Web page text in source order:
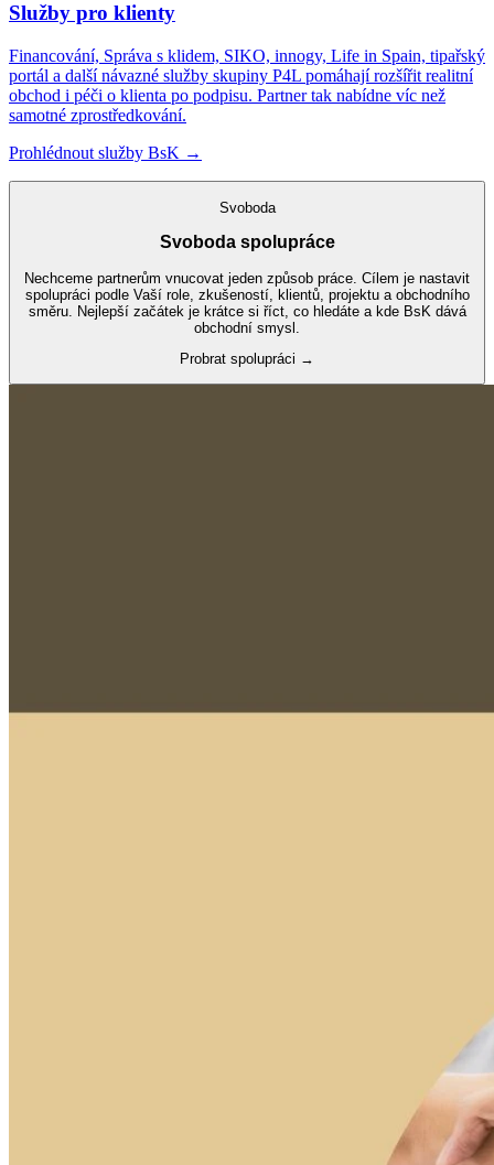
Služby pro klienty
Financování, Správa s klidem, SIKO, innogy, Life in Spain, tipařský
portál a další návazné služby skupiny P4L pomáhají rozšířit realitní
obchod i péči o klienta po podpisu. Partner tak nabídne víc než
samotné zprostředkování.
Prohlédnout služby BsK →
Svoboda
Svoboda spolupráce
Nechceme partnerům vnucovat jeden způsob práce. Cílem je nastavit
spolupráci podle Vaší role, zkušeností, klientů, projektu a obchodního
směru. Nejlepší začátek je krátce si říct, co hledáte a kde BsK dává
obchodní smysl.
Probrat spolupráci →